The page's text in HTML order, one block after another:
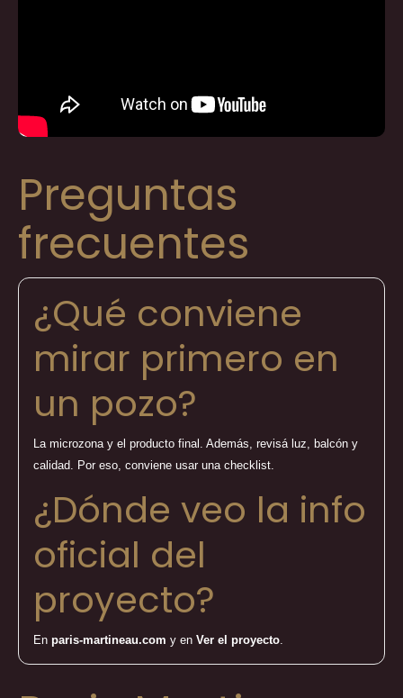
Preguntas
frecuentes
¿Qué conviene
mirar primero en
un pozo?
La microzona y el producto final. Además, revisá luz, balcón y
calidad. Por eso, conviene usar una checklist.
¿Dónde veo la info
oficial del
proyecto?
En paris-martineau.com y en Ver el proyecto.